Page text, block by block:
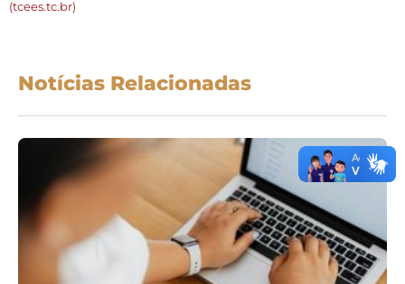
(tcees.tc.br)
Notícias Relacionadas